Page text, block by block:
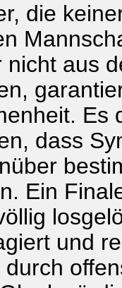
die
nicht aus
Es
dass
Ein
und